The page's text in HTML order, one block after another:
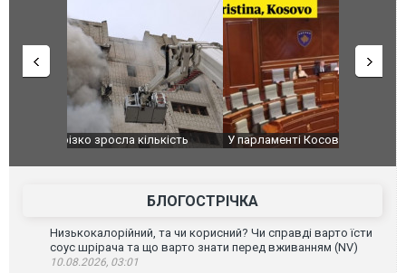
У парламенті Косово прем'єра закидали яйцями
Приїхав
до
зіркового
БЛОГОСТРІЧКА
Низькокалорійний, та чи корисний? Чи справді варто їсти
соус шрірача та що варто знати перед вживанням (NV)
10.08.2026, 03:01